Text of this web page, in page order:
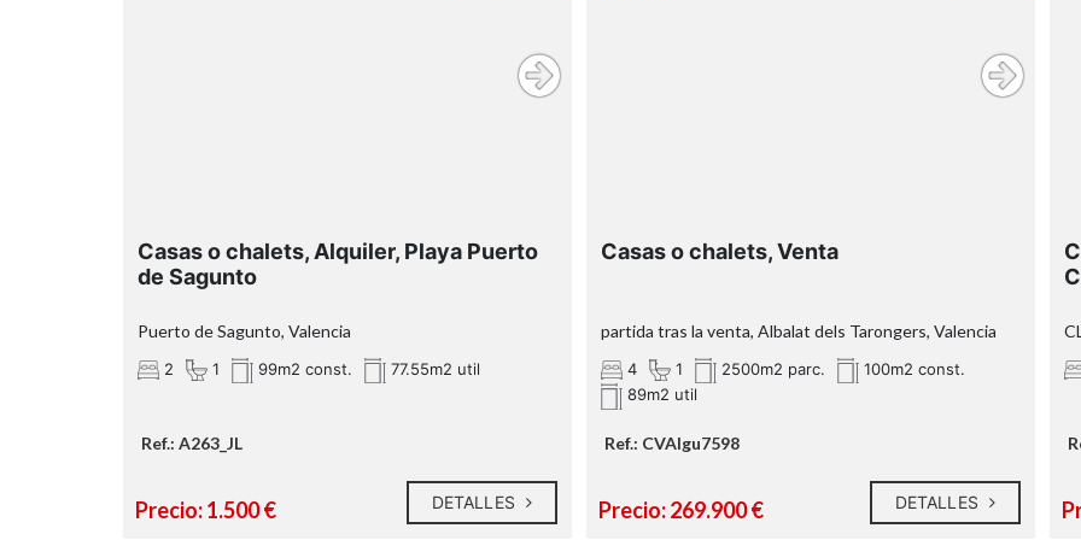
¿HABLAMOS? - RK GLOBAL INMOBILIARIA
ALQUILER DE LARGA
Casas o chalets, Alquiler, Playa Puerto
de Sagunto
Puerto de Sagunto, Valencia
2 1 99m2 const. 77.55m2 util
Ref.: A263_JL
Precio: 1.500 € DETALLES
Casas o chalets, Venta
partida tras la venta, Albalat dels Tarongers, Valencia
4 1 2500m2 parc.
100m2 const.
89m2 util
Ref.: CVAIgu7598
Precio: 269.900 € DETALLES